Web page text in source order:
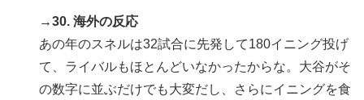
→30. 海外の反応
あの年のスネルは32試合に先発して180イニング投げ
て、ライバルもほとんどいなかったからな。大谷がそ
の数字に並ぶだけでも大変だし、さらにイニングを食